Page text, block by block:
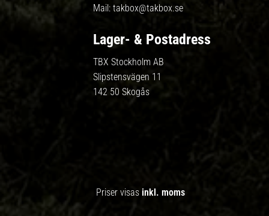
Mail: takbox@takbox.se
Lager- & Postadress
TBX Stockholm AB
Slipstensvägen 11
142 50 Skogås
Priser visas inkl. moms